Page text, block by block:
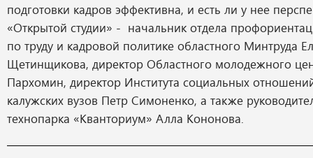
подготовки кадров эффективна, и есть ли у нее
«Открытой студии» - начальник отдела
по труду и кадровой политике областного Минтруда
Щетинщикова, директор Областного молодежного
Пархомин, директор Института социальных
калужских вузов Петр Симоненко, а также
технопарка «Кванториум» Алла Кононова.